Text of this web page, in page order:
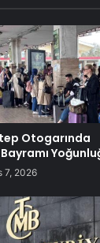
Otogarında
7, 2026